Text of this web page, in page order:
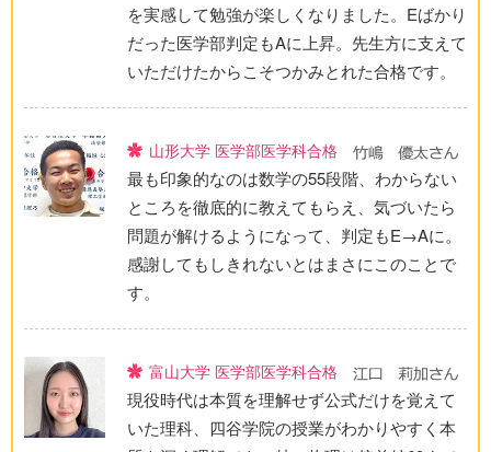
を実感して勉強が楽しくなりました。Eばかり
だった医学部判定もAに上昇。先生方に支えて
いただけたからこそつかみとれた合格です。
山形大学 医学部医学科合格
最も印象的なのは数学の55段階、わからない
ところを徹底的に教えてもらえ、気づいたら
問題が解けるようになって、判定もE→Aに。
感謝してもしきれないとはまさにこのことで
す。
富山大学 医学部医学科合格
現役時代は本質を理解せず公式だけを覚えて
いた理科、四谷学院の授業がわかりやすく本